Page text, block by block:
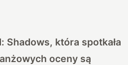
Shadows, która spotkała
oceny są